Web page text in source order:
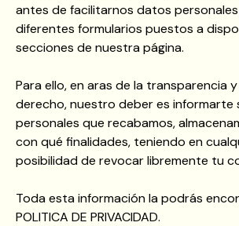
antes de facilitarnos datos
diferentes formularios puestos a
secciones de nuestra página.
Para ello, en aras de la transparencia
derecho, nuestro deber es informarte
personales que recabamos,
con qué finalidades, teniendo en
posibilidad de revocar libremente tu
Toda esta información la podrás
POLITICA DE PRIVACIDAD.